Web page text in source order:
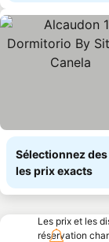
Sélectionnez
les prix exacts
Les prix et les
réservation